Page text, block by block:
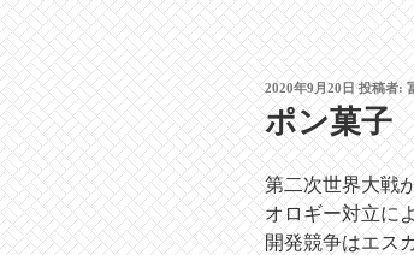
投
稿
日:
2020年9月20日投稿者:
ポン菓子
第二次世界大戦
オロギー対立に
開発競争はエス